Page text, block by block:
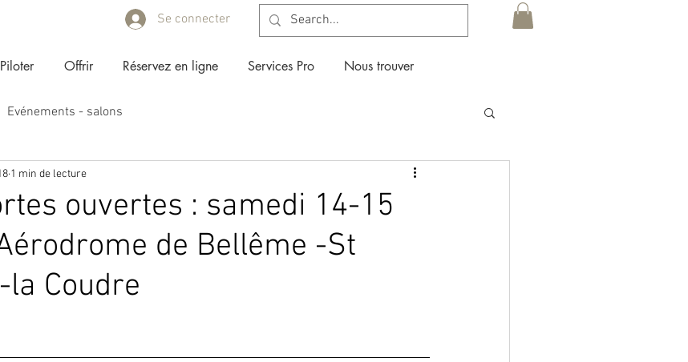
Se connecter
Piloter Offrir Réservez en ligne Services Pro Nous trouver
Evénements - salons
ouvertes : samedi 14-15
de Bellême -St
Coudre
1 min de lecture